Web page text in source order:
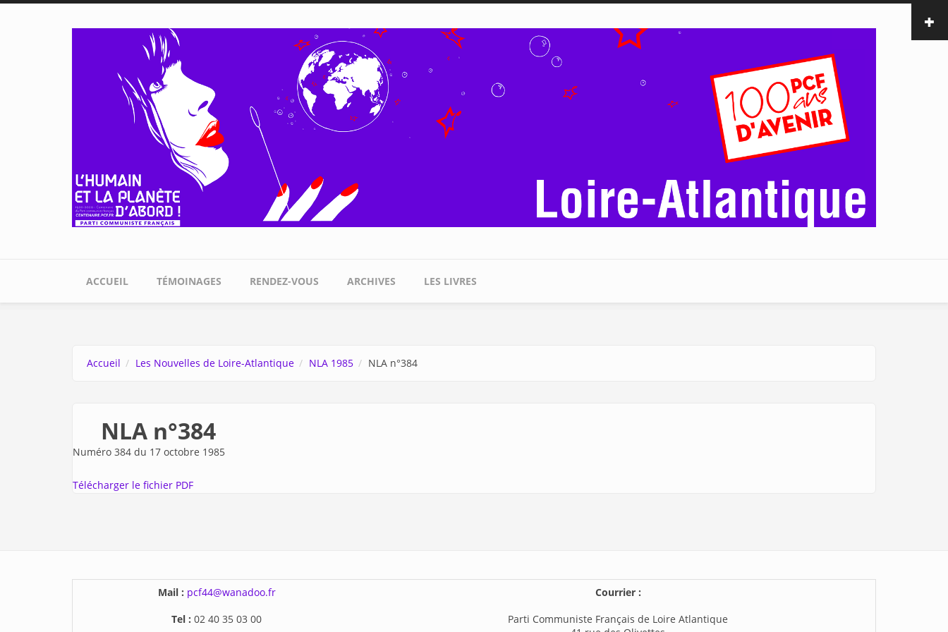
Aller au contenu principal
ACCUEIL TÉMOINAGES RENDEZ-VOUS ARCHIVES LES LIVRES
Accueil Les Nouvelles de Loire-Atlantique NLA 1985 NLA n°384
NLA n°384
Numéro 384 du 17 octobre 1985
Télécharger le fichier PDF
Mail : pcf44@wanadoo.fr
Tel : 02 40 35 03 00
Courrier :
Parti Communiste Français de Loire Atlantique